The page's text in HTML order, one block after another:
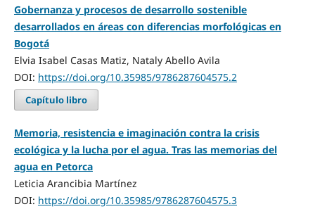
Gobernanza y procesos de desarrollo sostenible
desarrollados en áreas con diferencias morfológicas en
Bogotá
Elvia Isabel Casas Matiz, Nataly Abello Avila
DOI: https://doi.org/10.35985/9786287604575.2
Capítulo libro
Memoria, resistencia e imaginación contra la crisis
ecológica y la lucha por el agua. Tras las memorias del
agua en Petorca
Leticia Arancibia Martínez
DOI: https://doi.org/10.35985/9786287604575.3